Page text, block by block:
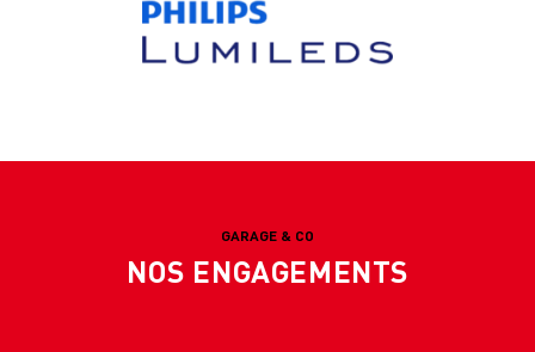
GARAGE & CO
NOS ENGAGEMENTS